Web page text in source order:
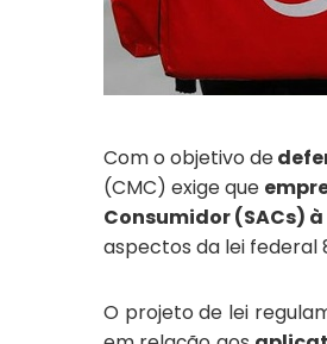
Com o objetivo de
(CMC) exige que
Consumidor (SACs)
aspectos da lei federal
O projeto de lei